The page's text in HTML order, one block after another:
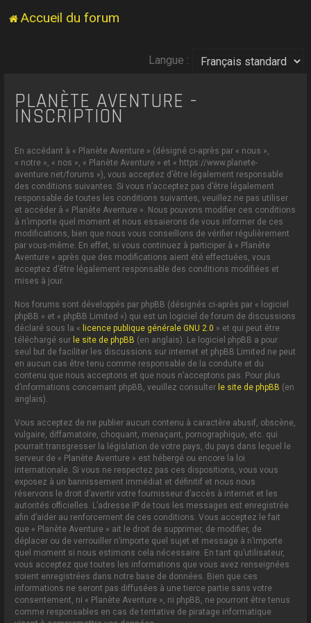
Accueil du forum
Langue :
PLANÈTE AVENTURE -
INSCRIPTION
En accédant à « Planète Aventure » (désigné ci-après par « nous »,
« notre », « nos », « Planète Aventure » et « https://www.planete-
aventure.net/forums »), vous acceptez d’être légalement responsable
des conditions suivantes. Si vous n’acceptez pas d’être légalement
responsable de toutes les conditions suivantes, veuillez ne pas utiliser
et accéder à « Planète Aventure ». Nous pouvons modifier ces conditions
à n’importe quel moment et nous essaierons de vous informer de ces
modifications, bien que nous vous conseillons de vérifier régulièrement
par vous-même. En effet, si vous continuez à participer à « Planète
Aventure » après que des modifications aient été effectuées, vous
acceptez d’être légalement responsable des conditions modifiées et
mises à jour.
Nos forums sont développés par phpBB (désignés ci-après par « logiciel
phpBB » et « phpBB Limited ») qui est un logiciel de forum de discussions
déclaré sous la « licence publique générale GNU 2.0 » et qui peut être
téléchargé sur le site de phpBB (en anglais). Le logiciel phpBB a pour
seul but de faciliter les discussions sur internet et phpBB Limited ne peut
en aucun cas être tenu comme responsable de la conduite et du
contenu que nous acceptons et que nous n’acceptons pas. Pour plus
d’informations concernant phpBB, veuillez consulter le site de phpBB (en
anglais).
Vous acceptez de ne publier aucun contenu à caractère abusif, obscène,
vulgaire, diffamatoire, choquant, menaçant, pornographique, etc. qui
pourrait transgresser la législation de votre pays, du pays dans lequel le
serveur de « Planète Aventure » est hébergé ou encore la loi
internationale. Si vous ne respectez pas ces dispositions, vous vous
exposez à un bannissement immédiat et définitif et nous nous
réservons le droit d’avertir votre fournisseur d’accès à internet et les
autorités officielles. L’adresse IP de tous les messages est enregistrée
afin d’aider au renforcement de ces conditions. Vous acceptez le fait
que « Planète Aventure » ait le droit de supprimer, de modifier, de
déplacer ou de verrouiller n’importe quel sujet et message à n’importe
quel moment si nous estimons cela nécessaire. En tant qu’utilisateur,
vous acceptez que toutes les informations que vous avez renseignées
soient enregistrées dans notre base de données. Bien que ces
informations ne seront pas diffusées à une tierce partie sans votre
consentement, ni « Planète Aventure », ni phpBB, ne pourront être tenus
comme responsables en cas de tentative de piratage informatique